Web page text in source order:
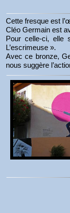
Cette fresque est
Cléo Germain est
Pour celle-ci, elle
L’escrimeuse ».
Avec ce bronze,
nous suggère